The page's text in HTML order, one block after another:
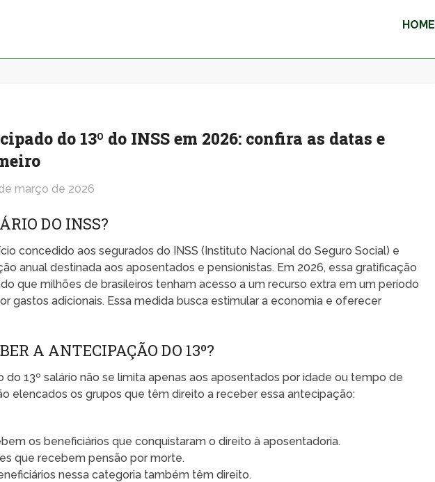
HOME
do 13º do INSS em 2026: confira as datas e
março de 2026
DO INSS?
concedido aos segurados do INSS (Instituto Nacional do Seguro Social) e
anual destinada aos aposentados e pensionistas. Em 2026, essa gratificação
que milhões de brasileiros tenham acesso a um recurso extra em um período
gastos adicionais. Essa medida busca estimular a economia e oferecer
A ANTECIPAÇÃO DO 13º?
13º salário não se limita apenas aos aposentados por idade ou tempo de
elencados os grupos que têm direito a receber essa antecipação:
os beneficiários que conquistaram o direito à aposentadoria.
que recebem pensão por morte.
nessa categoria também têm direito.